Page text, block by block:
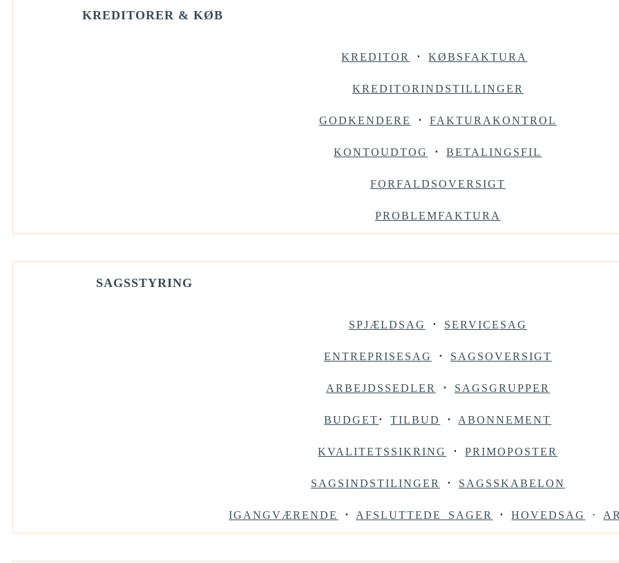
KREDITORER & KØB
KREDITOR ⋅ KØBSFAKTURA
KREDITORINDSTILLINGER
GODKENDERE ⋅ FAKTURAKONTROL
KONTOUDTOG ⋅ BETALINGSFIL
FORFALDSOVERSIGT
PROBLEMFAKTURA
SAGSSTYRING
SPJÆLDSAG ⋅ SERVICESAG
ENTREPRISESAG ⋅ SAGSOVERSIGT
ARBEJDSSEDLER ⋅ SAGSGRUPPER
BUDGET⋅ TILBUD ⋅ ABONNEMENT
KVALITETSSIKRING ⋅ PRIMOPOSTER
SAGSINDSTILINGER ⋅ SAGSSKABELON
IGANGVÆRENDE ⋅ AFSLUTTEDE SAGER ⋅HOVEDSAG ⋅